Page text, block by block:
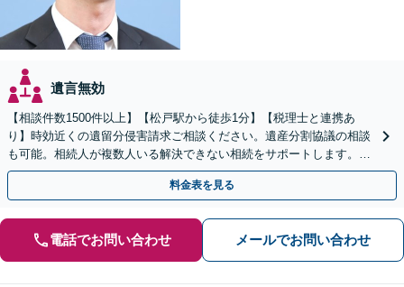
遺言無効
【相談件数1500件以上】【松戸駅から徒歩1分】【税理士と連携あ
り】時効近くの遺留分侵害請求ご相談ください。遺産分割協議の相談
も可能。相続人が複数人いる解決できない相続をサポートします。感
情的な対立の円満解決が得意です。
料金表を見る
電話でお問い合わせ メールでお問い合わせ